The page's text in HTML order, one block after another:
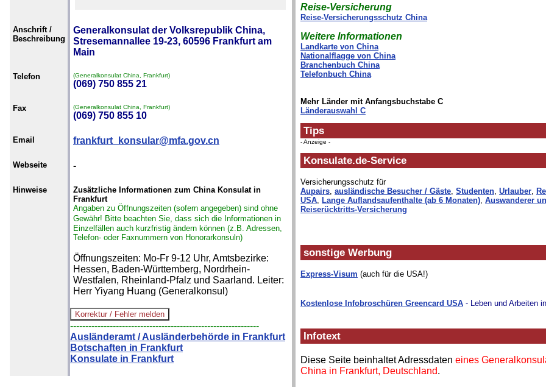
Anschrift /
Beschreibung
Generalkonsulat der Volksrepublik China,
Stresemannallee 19-23, 60596 Frankfurt am
Main
Telefon (Generalkonsulat China, Frankfurt)
(069) 750 855 21
Fax (Generalkonsulat China, Frankfurt)
(069) 750 855 10
Email frankfurt_konsular@mfa.gov.cn
Webseite -
Hinweise
Zusätzliche Informationen zum China Konsulat in
Frankfurt
Angaben zu Öffnungszeiten (sofern angegeben) sind ohne
Gewähr! Bitte beachten Sie, dass sich die Informationen in
Einzelfällen auch kurzfristig ändern können (z.B. Adressen,
Telefon- oder Faxnummern von Honorarkonsuln)
Öffnungszeiten: Mo-Fr 9-12 Uhr, Amtsbezirke:
Hessen, Baden-Württemberg, Nordrhein-
Westfalen, Rheinland-Pfalz und Saarland. Leiter:
Herr Yiyang Huang (Generalkonsul)
--------------------------------------------------------------
Ausländeramt / Ausländerbehörde in Frankfurt
Botschaften in Frankfurt
Konsulate in Frankfurt
Reise-Versicherung
Reise-Versicherungsschutz China
Weitere Informationen
Landkarte von China
Nationalflagge von China
Branchenbuch China
Telefonbuch China
Mehr Länder mit Anfangsbuchstabe C
Länderauswahl C
Tips
- Anzeige -
Konsulate.de-Service
Versicherungsschutz für
Aupairs, ausländische Besucher / Gäste, Studenten, Urlauber,
USA, Lange Auflandsaufenthalte (ab 6 Monaten), Auswanderer
Reiserücktritts-Versicherung
sonstige Werbung
Express-Visum (auch für die USA!)
Kostenlose Infobroschüren Greencard USA - Leben und Arbeiten
Infotext
Diese Seite beinhaltet Adressdaten eines
China in Frankfurt, Deutschland.